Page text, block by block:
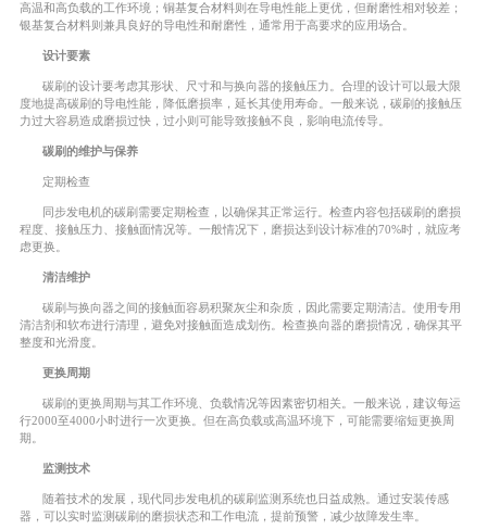
高温和高负载的工作环境；铜基复合材料则在导电性能上更优，但耐磨性相对较差；
银基复合材料则兼具良好的导电性和耐磨性，通常用于高要求的应用场合。
设计要素
碳刷的设计要考虑其形状、尺寸和与换向器的接触压力。合理的设计可以最大限
度地提高碳刷的导电性能，降低磨损率，延长其使用寿命。一般来说，碳刷的接触压
力过大容易造成磨损过快，过小则可能导致接触不良，影响电流传导。
碳刷的维护与保养
定期检查
同步发电机的碳刷需要定期检查，以确保其正常运行。检查内容包括碳刷的磨损
程度、接触压力、接触面情况等。一般情况下，磨损达到设计标准的70%时，就应考
虑更换。
清洁维护
碳刷与换向器之间的接触面容易积聚灰尘和杂质，因此需要定期清洁。使用专用
清洁剂和软布进行清理，避免对接触面造成划伤。检查换向器的磨损情况，确保其平
整度和光滑度。
更换周期
碳刷的更换周期与其工作环境、负载情况等因素密切相关。一般来说，建议每运
行2000至4000小时进行一次更换。但在高负载或高温环境下，可能需要缩短更换周
期。
监测技术
随着技术的发展，现代同步发电机的碳刷监测系统也日益成熟。通过安装传感
器，可以实时监测碳刷的磨损状态和工作电流，提前预警，减少故障发生率。